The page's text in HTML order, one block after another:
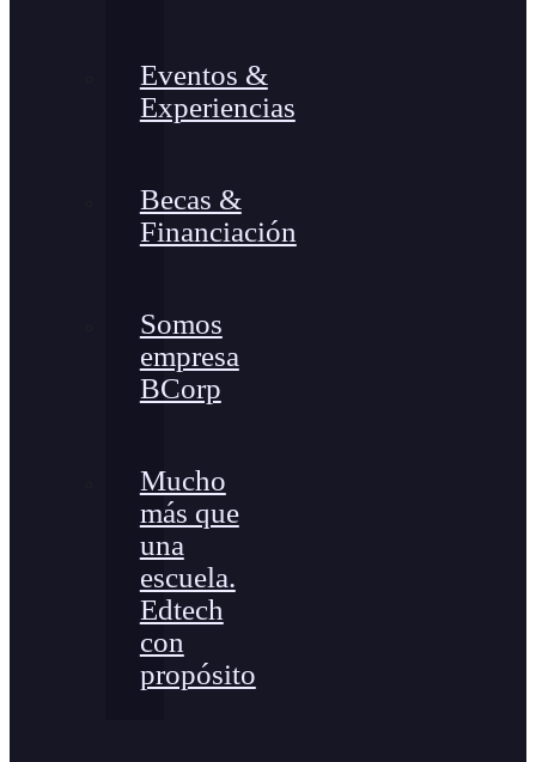
Eventos &
Experiencias
Becas &
Financiación
Somos
empresa
BCorp
Mucho
más que
una
escuela.
Edtech
con
propósito